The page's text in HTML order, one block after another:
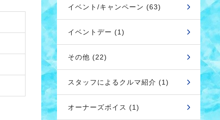
イベント/キャンペーン (63)
イベントデー (1)
その他 (22)
スタッフによるクルマ紹介 (1)
オーナーズボイス (1)